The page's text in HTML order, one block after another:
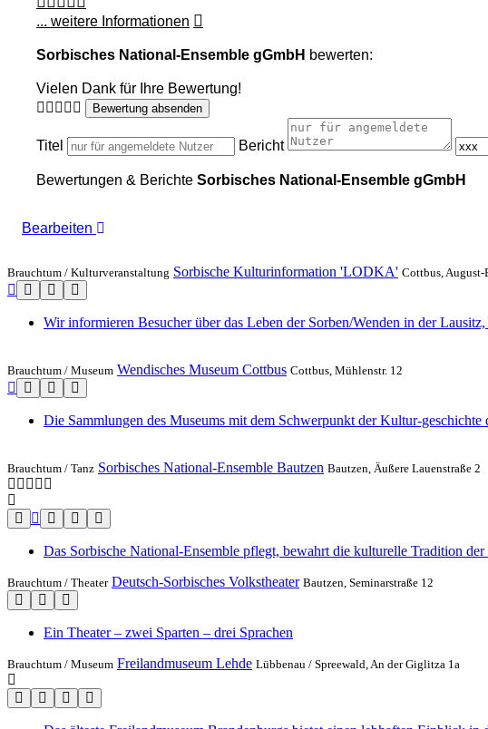
... weitere Informationen
Sorbisches National-Ensemble gGmbH bewerten:
Vielen Dank für Ihre Bewertung!
Bewertung absenden
Titel Bericht
Bewertungen & Berichte Sorbisches National-Ensemble gGmbH
Bearbeiten
Brauchtum / Kulturveranstaltung Sorbische Kulturinformation 'LODKA' Cottbus, August-
Wir informieren Besucher über das Leben der Sorben/Wenden in der
Brauchtum / Museum Wendisches Museum Cottbus Cottbus, Mühlenstr. 12
Die Sammlungen des Museums mit dem Schwerpunkt der Kultur-
Brauchtum / Tanz Sorbisches National-Ensemble Bautzen Bautzen, Äußere Lauenstraße 2
Das Sorbische National-Ensemble pflegt, bewahrt die kulturelle Tradition der
Brauchtum / Theater Deutsch-Sorbisches Volkstheater Bautzen, Seminarstraße 12
Ein Theater – zwei Sparten – drei Sprachen
Brauchtum / Museum Freilandmuseum Lehde Lübbenau / Spreewald, An der Giglitza 1a